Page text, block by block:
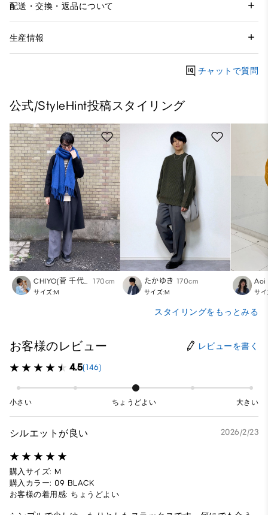
配送・交換・返品について
生産情報
チャットで質問
公式/StyleHint投稿スタイリング
CHIYO(菅 千代美) 170cm
サイズ:M
たかゆき 170cm
サイズ:M
Aoi
サイ
スタイリングをもっとみる
お客様のレビュー レビューを書く
4.5(146)
小さい ちょうどよい 大きい
シルエットが良い 2026/2/23
購入サイズ: M
購入カラー: 09 BLACK
お客様の着用感: ちょうどよい